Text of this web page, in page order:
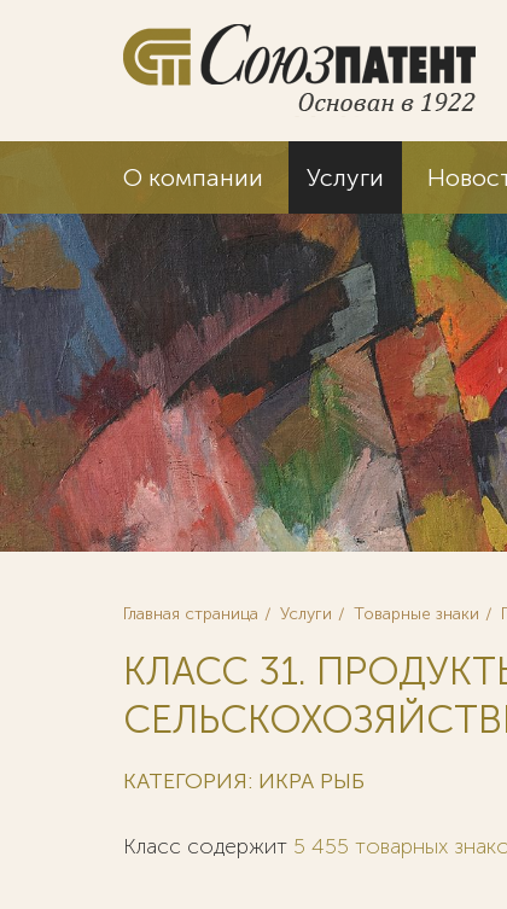
О компании Услуги
Главная страница Услуги Товарные знаки
КЛАСС 31.
КАТЕГОРИЯ: ИКРА РЫБ
Класс содержит 5 455 товарных